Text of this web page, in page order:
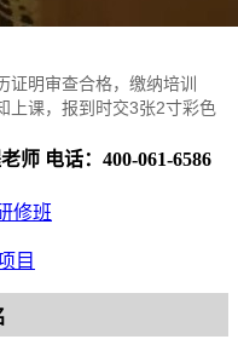
证明审查合格，缴纳培训
上课，报到时交3张2寸彩色
师 电话：400-061-6586
修班
目